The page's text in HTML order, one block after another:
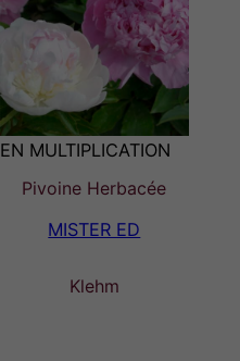
EN MULTIPLICATION
Pivoine Herbacée
MISTER ED
Klehm